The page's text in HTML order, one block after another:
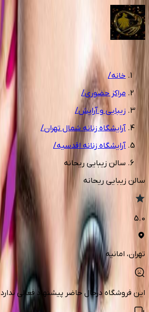
1/15
خانه/
مراکز حضوری/
زیبایی و آرایش/
آرایشگاه زنانه شمال تهران/
آرایشگاه زنانه اقدسیه/
سالن زیبایی ریحانه
سالن زیبایی ریحانه
5.0
تهران، امانیه
این فروشگاه درحال حاضر پیشنهاد فعالی ندارد